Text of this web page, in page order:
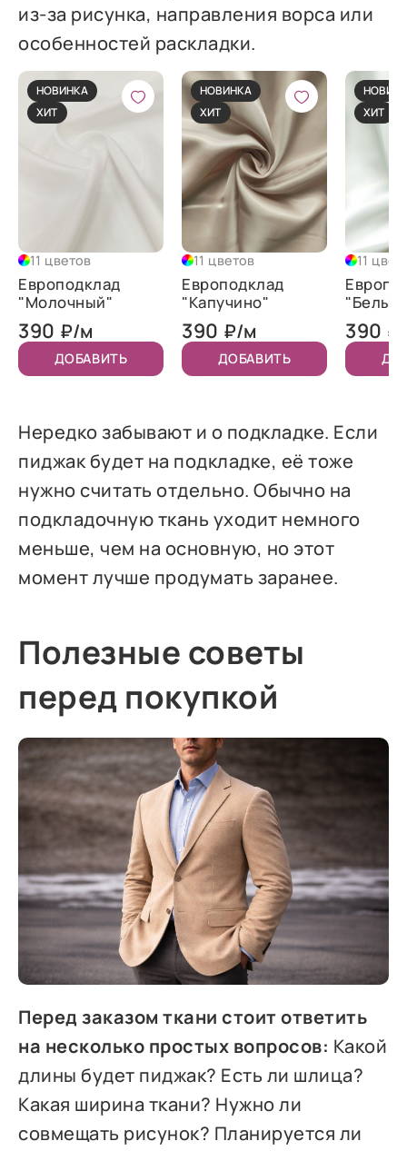
из-за рисунка, направления ворса или
особенностей раскладки.
НОВИНКА
ХИТ
11 цветов
Европодклад
"Молочный"
390 ₽/м
ДОБАВИТЬ
НОВИНКА
ХИТ
11 цветов
Европодклад
"Капучино"
390 ₽/м
ДОБАВИТЬ
ХИТ
11
390
Нередко забывают и о подкладке. Если
пиджак будет на подкладке, её тоже
нужно считать отдельно. Обычно на
подкладочную ткань уходит немного
меньше, чем на основную, но этот
момент лучше продумать заранее.
Полезные советы
перед покупкой
Перед заказом ткани стоит ответить
на несколько простых вопросов: Какой
длины будет пиджак? Есть ли шлица?
Какая ширина ткани? Нужно ли
совмещать рисунок? Планируется ли